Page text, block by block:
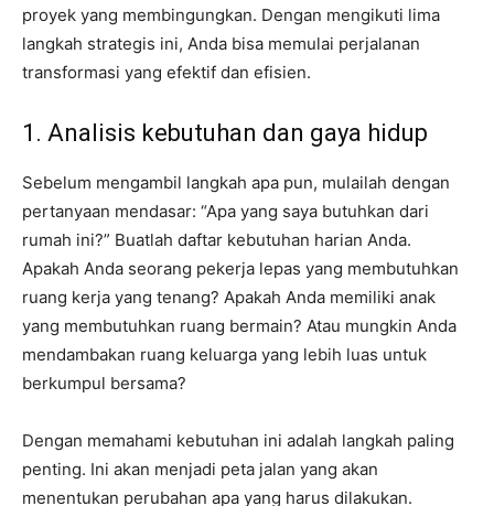
proyek yang membingungkan. Dengan mengikuti lima
langkah strategis ini, Anda bisa memulai perjalanan
transformasi yang efektif dan efisien.
1. Analisis kebutuhan dan gaya hidup
Sebelum mengambil langkah apa pun, mulailah dengan
pertanyaan mendasar: “Apa yang saya butuhkan dari
rumah ini?” Buatlah daftar kebutuhan harian Anda.
Apakah Anda seorang pekerja lepas yang membutuhkan
ruang kerja yang tenang? Apakah Anda memiliki anak
yang membutuhkan ruang bermain? Atau mungkin Anda
mendambakan ruang keluarga yang lebih luas untuk
berkumpul bersama?
Dengan memahami kebutuhan ini adalah langkah paling
penting. Ini akan menjadi peta jalan yang akan
menentukan perubahan apa yang harus dilakukan.